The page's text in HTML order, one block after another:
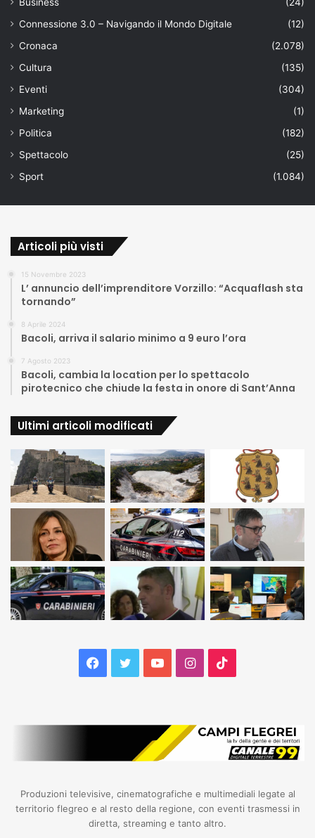
Connessione 3.0 – Navigando il Mondo Digitale
(12)
Cronaca
(2.078)
Cultura
(135)
Eventi
(304)
Marketing
(1)
Politica
(182)
Spettacolo
(25)
Sport
(1.084)
Articoli più visti
15 Novembre 2023
L’ annuncio dell’imprenditore Vorzillo: “Acquaflash sta
tornando”
8 Aprile 2024
Bacoli, arriva il salario minimo a 9 euro l’ora
7 Agosto 2023
Bacoli, cambia la location per lo spettacolo
pirotecnico che chiude la festa in onore di Sant’Anna
Ultimi articoli modificati
Facebook
TwitterYouTubeInstagram
Produzioni televisive, cinematografiche e multimediali legate al
territorio flegreo e al resto della regione, con eventi trasmessi in
diretta, streaming e tanto altro.